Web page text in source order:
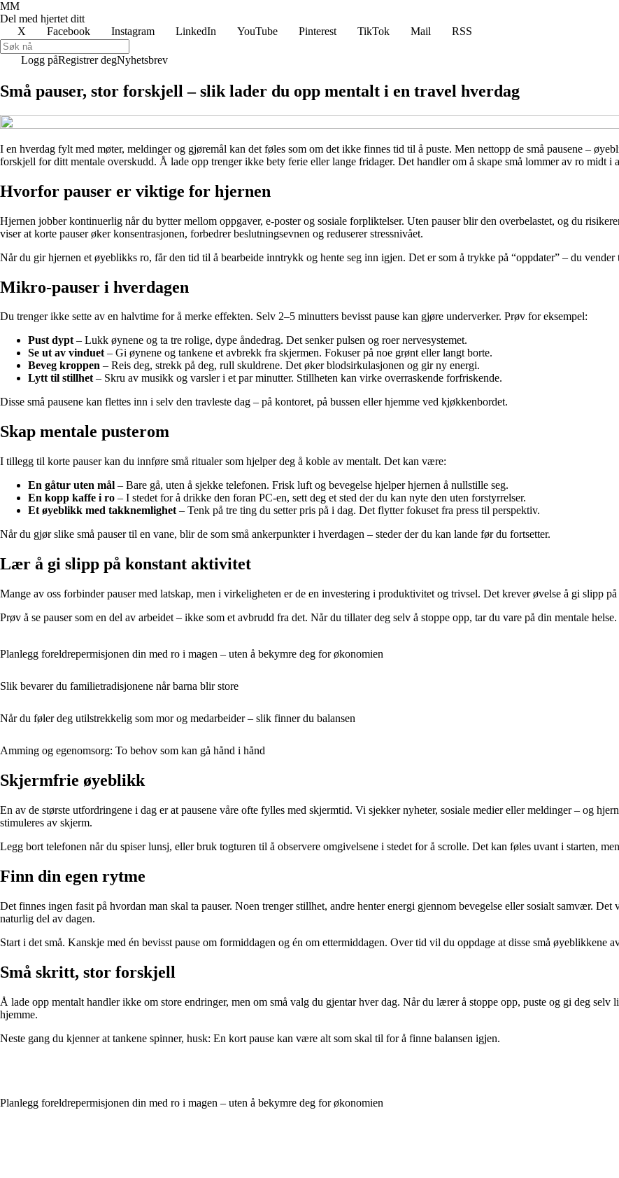
MM
Del med hjertet ditt
X
Facebook Instagram LinkedIn YouTube Pinterest TikTok Mail RSS
Logg påRegistrer degNyhetsbrev
Små pauser, stor forskjell – slik lader du opp mentalt i en travel hverdag
I en hverdag fylt med møter, meldinger og gjøremål kan det føles som om det ikke finnes tid til å puste. Men nettopp de små pausene –
forskjell for ditt mentale overskudd. Å lade opp trenger ikke bety ferie eller lange fridager. Det handler om å skape små lommer av ro midt i
Hvorfor pauser er viktige for hjernen
Hjernen jobber kontinuerlig når du bytter mellom oppgaver, e-poster og sosiale forpliktelser. Uten pauser blir den overbelastet, og du
viser at korte pauser øker konsentrasjonen, forbedrer beslutningsevnen og reduserer stressnivået.
Når du gir hjernen et øyeblikks ro, får den tid til å bearbeide inntrykk og hente seg inn igjen. Det er som å trykke på “oppdater” – du
Mikro-pauser i hverdagen
Du trenger ikke sette av en halvtime for å merke effekten. Selv 2–5 minutters bevisst pause kan gjøre underverker. Prøv for eksempel:
Pust dypt– Lukk øynene og ta tre rolige, dype åndedrag. Det senker pulsen og roer nervesystemet.
Se ut av vinduet– Gi øynene og tankene et avbrekk fra skjermen. Fokuser på noe grønt eller langt borte.
Beveg kroppen – Reis deg, strekk på deg, rull skuldrene. Det øker blodsirkulasjonen og gir ny energi.
Lytt til stillhet– Skru av musikk og varsler i et par minutter. Stillheten kan virke overraskende forfriskende.
Disse små pausene kan flettes inn i selv den travleste dag – på kontoret, på bussen eller hjemme ved kjøkkenbordet.
Skap mentale pusterom
I tillegg til korte pauser kan du innføre små ritualer som hjelper deg å koble av mentalt. Det kan være:
En gåtur uten mål – Bare gå, uten å sjekke telefonen. Frisk luft og bevegelse hjelper hjernen å nullstille seg.
En kopp kaffe i ro – I stedet for å drikke den foran PC-en, sett deg et sted der du kan nyte den uten forstyrrelser.
Et øyeblikk med takknemlighet – Tenk på tre ting du setter pris på i dag. Det flytter fokuset fra press til perspektiv.
Når du gjør slike små pauser til en vane, blir de som små ankerpunkter i hverdagen – steder der du kan lande før du fortsetter.
Lær å gi slipp på konstant aktivitet
Mange av oss forbinder pauser med latskap, men i virkeligheten er de en investering i produktivitet og trivsel. Det krever øvelse å gi slipp
Prøv å se pauser som en del av arbeidet – ikke som et avbrudd fra det. Når du tillater deg selv å stoppe opp, tar du vare på din mentale
Planlegg foreldrepermisjonen din med ro i magen – uten å bekymre deg for økonomien
Slik bevarer du familietradisjonene når barna blir store
Når du føler deg utilstrekkelig som mor og medarbeider – slik finner du balansen
Amming og egenomsorg: To behov som kan gå hånd i hånd
Skjermfrie øyeblikk
En av de største utfordringene i dag er at pausene våre ofte fylles med skjermtid. Vi sjekker nyheter, sosiale medier eller meldinger – og
stimuleres av skjerm.
Legg bort telefonen når du spiser lunsj, eller bruk togturen til å observere omgivelsene i stedet for å scrolle. Det kan føles uvant i starten,
Finn din egen rytme
Det finnes ingen fasit på hvordan man skal ta pauser. Noen trenger stillhet, andre henter energi gjennom bevegelse eller sosialt samvær.
naturlig del av dagen.
Start i det små. Kanskje med én bevisst pause om formiddagen og én om ettermiddagen. Over tid vil du oppdage at disse små øyeblikkene
Små skritt, stor forskjell
Å lade opp mentalt handler ikke om store endringer, men om små valg du gjentar hver dag. Når du lærer å stoppe opp, puste og gi deg
hjemme.
Neste gang du kjenner at tankene spinner, husk: En kort pause kan være alt som skal til for å finne balansen igjen.
Planlegg foreldrepermisjonen din med ro i magen – uten å bekymre deg for økonomien